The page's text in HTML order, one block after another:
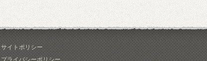
サイトポリシー
プライバシーポリシー